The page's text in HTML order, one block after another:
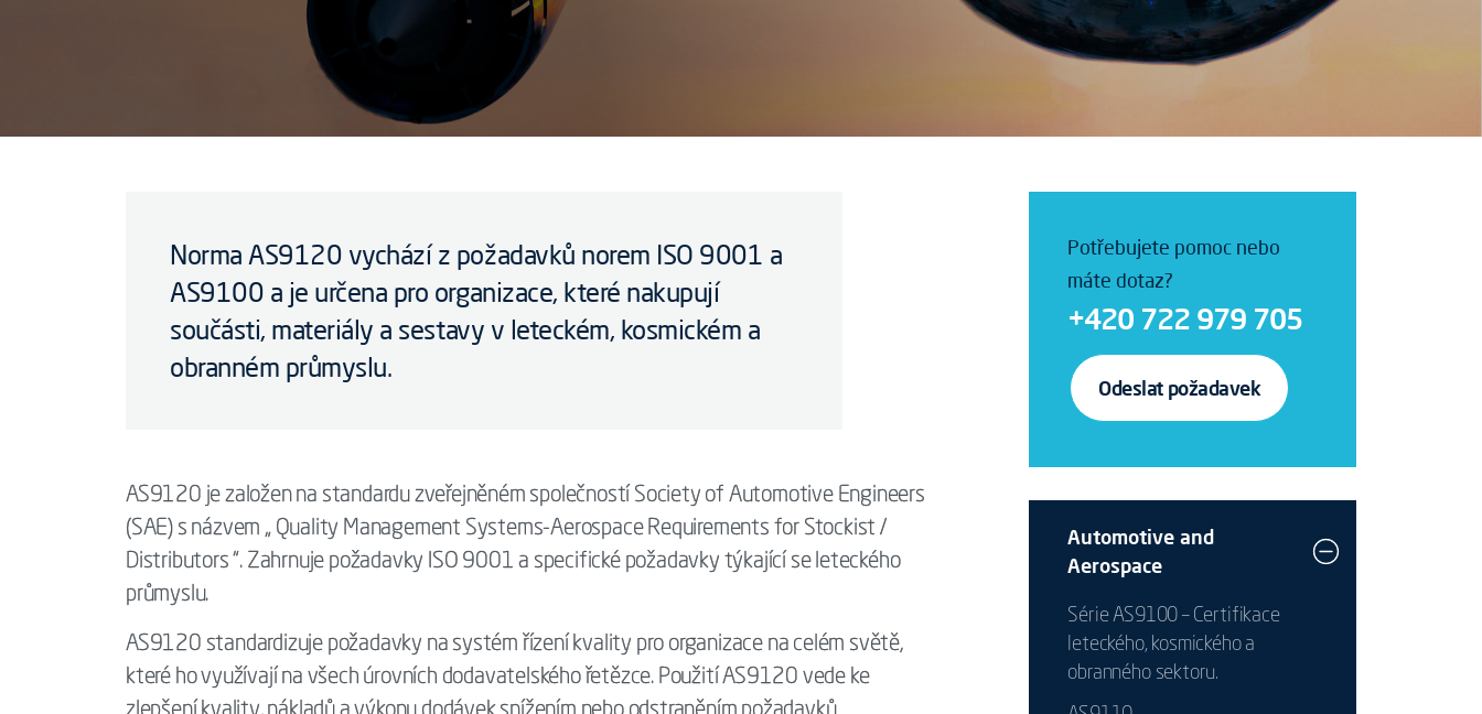
Norma AS9120 vychází z požadavků norem ISO 9001 a
AS9100 a je určena pro organizace, které nakupují
součásti, materiály a sestavy v leteckém, kosmickém a
obranném průmyslu.
AS9120 je založen na standardu zveřejněném společností Society of Automotive Engineers
(SAE) s názvem „ Quality Management Systems-Aerospace Requirements for Stockist /
Distributors “. Zahrnuje požadavky ISO 9001 a specifické požadavky týkající se leteckého
průmyslu.
AS9120 standardizuje požadavky na systém řízení kvality pro organizace na celém světě,
které ho využívají na všech úrovních dodavatelského řetězce. Použití AS9120 vede ke
Potřebujete pomoc nebo
máte dotaz?
+420 722 979 705
Odeslat požadavek
Automotive and
Aerospace
Série AS9100 – Certifikace
leteckého, kosmického a
obranného sektoru.